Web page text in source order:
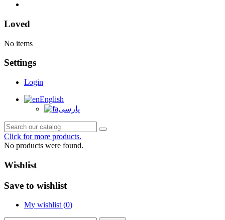
Loved
No items
Settings
Login
English
پارسی
Click for more products.
No products were found.
Wishlist
Save to wishlist
My wishlist (0)